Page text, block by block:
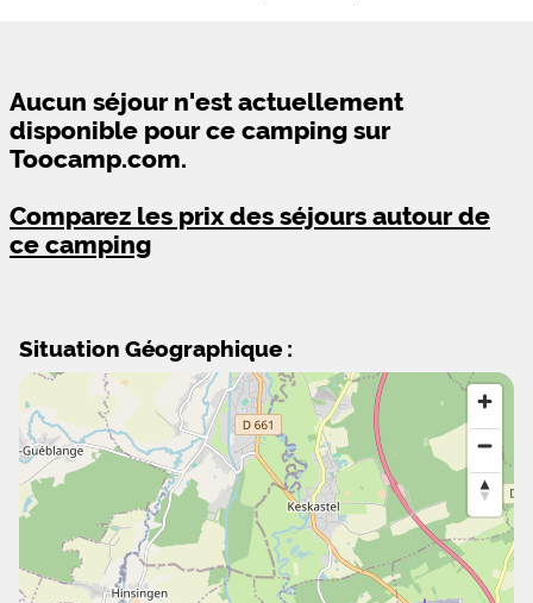
Aucun séjour n'est actuellement
disponible pour ce camping sur
Toocamp.com.
Comparez les prix des séjours autour de
ce camping
Situation Géographique :